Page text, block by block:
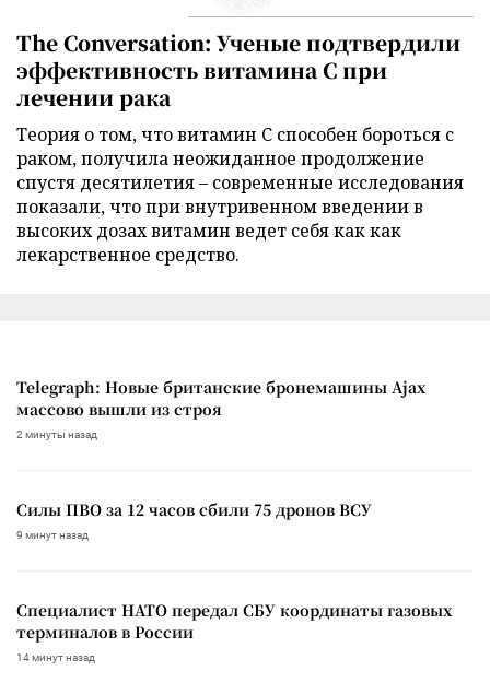
The Conversation: Ученые подтвердили
эффективность витамина C при
лечении рака
Теория о том, что витамин C способен бороться с
раком, получила неожиданное продолжение
спустя десятилетия – современные исследования
показали, что при внутривенном введении в
высоких дозах витамин ведет себя как как
лекарственное средство.
Telegraph: Новые британские бронемашины Ajax
массово вышли из строя
2 минуты назад
Силы ПВО за 12 часов сбили 75 дронов ВСУ
9 минут назад
Специалист НАТО передал СБУ координаты газовых
терминалов в России
14 минут назад